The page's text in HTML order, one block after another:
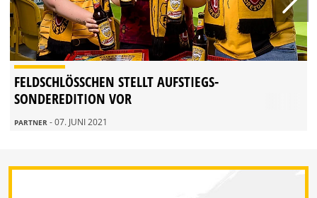
FELDSCHLÖSSCHEN STELLT AUFSTIEGS-S
ONDEREDITION VOR
PARTNER - 07. JUNI 2021